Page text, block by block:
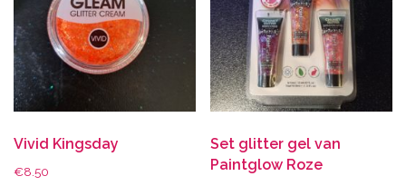
Vivid Kingsday
€8.50
Set glitter gel van
Paintglow Roze